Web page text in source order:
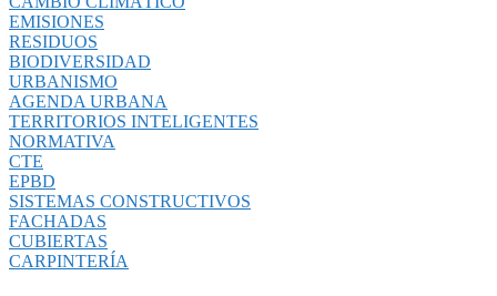
EMISIONES
RESIDUOS
BIODIVERSIDAD
URBANISMO
AGENDA URBANA
TERRITORIOS INTELIGENTES
NORMATIVA
CTE
EPBD
SISTEMAS CONSTRUCTIVOS
FACHADAS
CUBIERTAS
CARPINTERÍA